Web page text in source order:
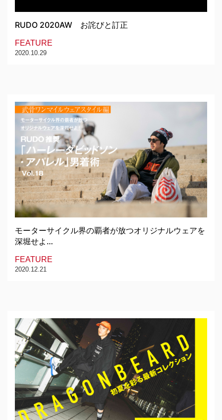
RUDO 2020AW お詫びと訂正
FEATURE
2020.10.29
モーターサイクル界の覇者が放つオリジナルウェアを
深堀せよ…
FEATURE
2020.12.21